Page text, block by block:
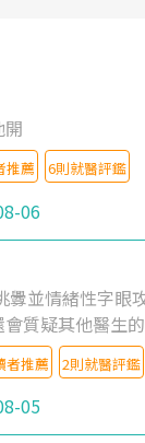
推薦 6則就醫評鑑
06
釁並情緒性字眼
質疑其他醫生的
者推薦 2則就醫評鑑
05